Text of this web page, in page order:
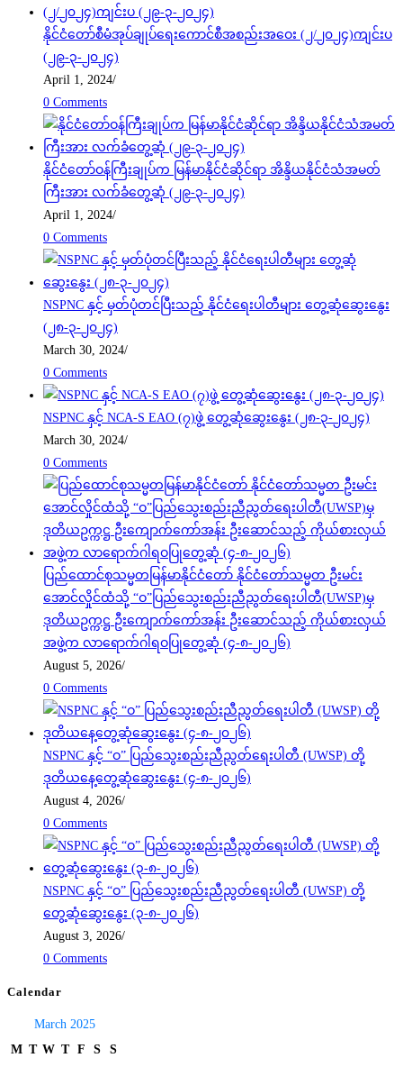
နိုင်ငံတော်စီမံအုပ်ချုပ်ရေးကောင်စီအစည်းအဝေး (၂/၂၀၂၄)ကျင်းပ
(၂၉-၃-၂၀၂၄)
April 1, 2024/
0 Comments
နိုင်ငံတော်ဝန်ကြီးချုပ်က မြန်မာနိုင်ငံဆိုင်ရာ အိန္ဒိယနိုင်ငံသံအမတ်
ကြီးအား လက်ခံတွေ့ဆုံ (၂၉-၃-၂၀၂၄)
April 1, 2024/
0 Comments
NSPNC နှင့် မှတ်ပုံတင်ပြီးသည့် နိုင်ငံရေးပါတီများ တွေ့ဆုံဆွေးနွေး
(၂၈-၃-၂၀၂၄)
March 30, 2024/
0 Comments
NSPNC နှင့် NCA-S EAO (၇)ဖွဲ့ တွေ့ဆုံဆွေးနွေး (၂၈-၃-၂၀၂၄)
March 30, 2024/
0 Comments
ပြည်ထောင်စုသမ္မတမြန်မာနိုင်ငံတော် နိုင်ငံတော်သမ္မတ ဦးမင်း
အောင်လှိုင်ထံသို့ “ဝ”ပြည်သွေးစည်းညီညွတ်ရေးပါတီ(UWSP)မှ
ဒုတိယဥက္ကဋ္ဌ ဦးကျောက်ကော်အန်း ဦးဆောင်သည့် ကိုယ်စားလှယ်
အဖွဲ့က လာရောက်ဂါရဝပြုတွေ့ဆုံ (၄-၈-၂၀၂၆)
August 5, 2026/
0 Comments
NSPNC နှင့် “ဝ” ပြည်သွေးစည်းညီညွတ်ရေးပါတီ (UWSP) တို့
ဒုတိယနေ့တွေ့ဆုံဆွေးနွေး (၄-၈-၂၀၂၆)
August 4, 2026/
0 Comments
NSPNC နှင့် “ဝ” ပြည်သွေးစည်းညီညွတ်ရေးပါတီ (UWSP) တို့
တွေ့ဆုံဆွေးနွေး (၃-၈-၂၀၂၆)
August 3, 2026/
0 Comments
Calendar
March 2025
M T W T F S S